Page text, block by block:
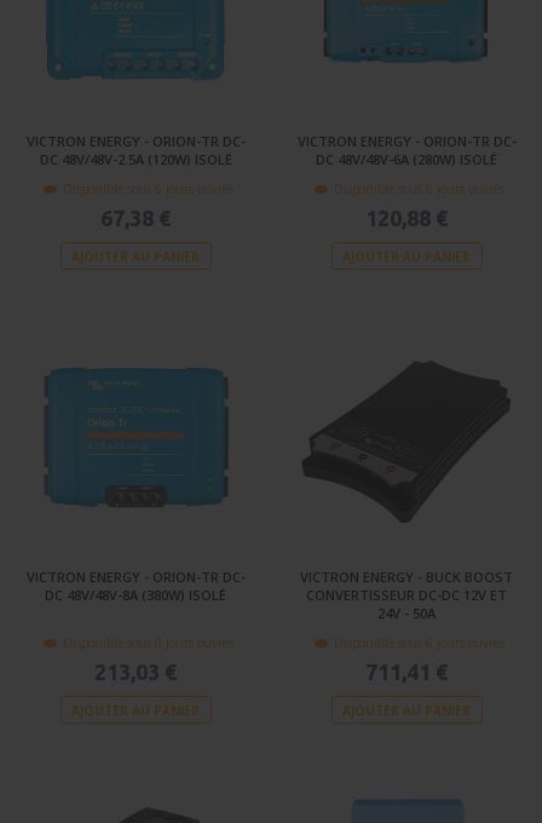
VICTRON ENERGY - ORION-TR DC-
DC 48V/48V-2.5A (120W) ISOLÉ
Disponible sous 6 jours ouvrés
67,38 €
AJOUTER AU PANIER
VICTRON ENERGY - ORION-TR DC-
DC 48V/48V-6A (280W) ISOLÉ
Disponible sous 6 jours ouvrés
120,88 €
AJOUTER AU PANIER
VICTRON ENERGY - ORION-TR DC-
DC 48V/48V-8A (380W) ISOLÉ
Disponible sous 6 jours ouvrés
213,03 €
AJOUTER AU PANIER
VICTRON ENERGY - BUCK BOOST
CONVERTISSEUR DC-DC 12V ET
24V - 50A
Disponible sous 6 jours ouvrés
711,41 €
AJOUTER AU PANIER